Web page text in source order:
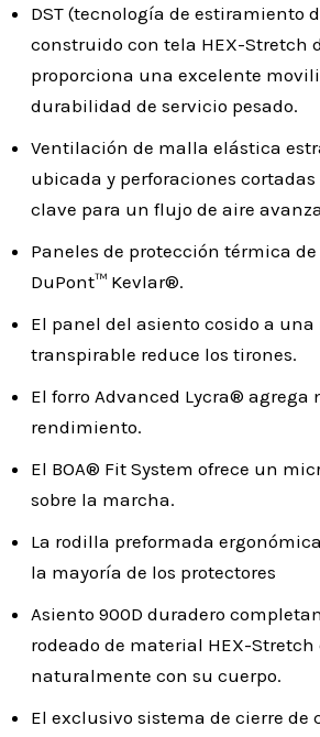
DST (tecnología de estiramiento
construido con tela HEX-Stretch
proporciona una excelente
durabilidad de servicio pesado.
Ventilación de malla elástica
ubicada y perforaciones
clave para un flujo de aire
Paneles de protección térmica
DuPont™ Kevlar®.
El panel del asiento cosido a
transpirable reduce los tirones.
El forro Advanced Lycra® agrega
rendimiento.
El BOA® Fit System ofrece un
sobre la marcha.
La rodilla preformada
la mayoría de los protectores
Asiento 900D duradero
rodeado de material HEX-Stretch
naturalmente con su cuerpo.
El exclusivo sistema de cierre de